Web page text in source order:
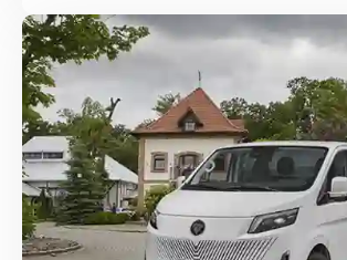
двигателем